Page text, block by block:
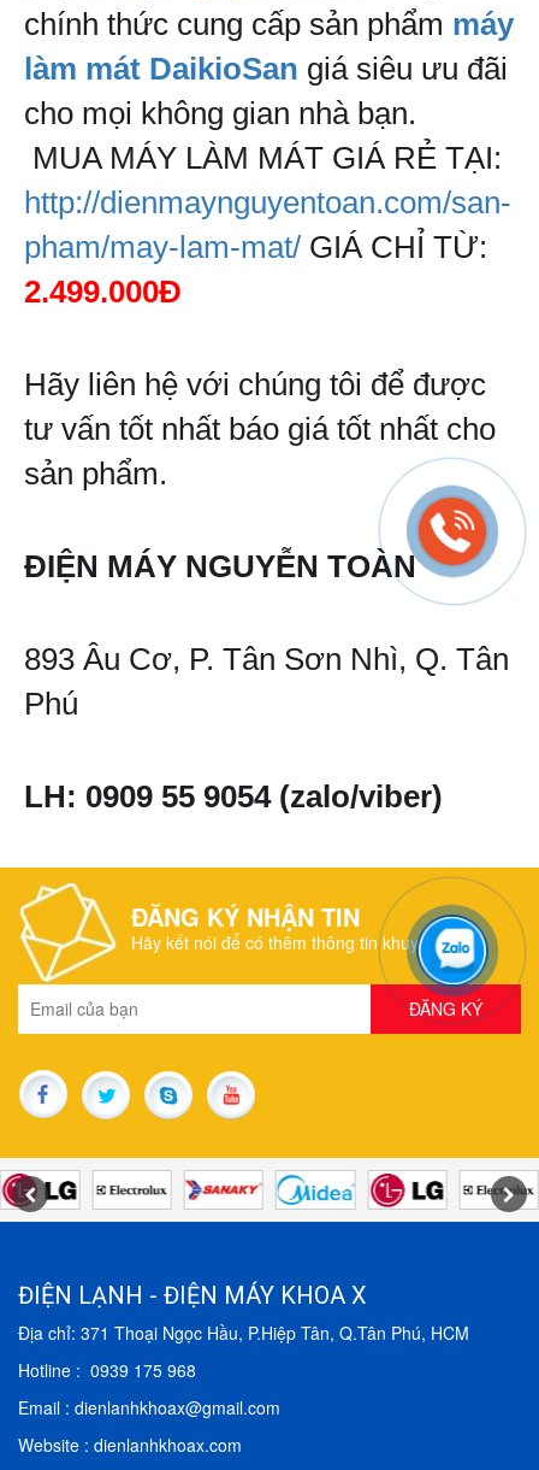
chính thức cung cấp sản phẩm máy
làm mát DaikioSan giá siêu ưu đãi
cho mọi không gian nhà bạn.
http://dienmaynguyentoan.com/san-
pham/may-lam-mat/
2.499.000Đ
Hãy liên hệ với chúng tôi để được
tư vấn tốt nhất báo giá tốt nhất cho
sản phẩm.
ĐIỆN MÁY NGUYỄN TOÀN
893 Âu Cơ, P. Tân Sơn Nhì, Q. Tân
Phú
LH: 0909 55 9054 (zalo/viber)
ĐĂNG KÝ NHẬN TIN
Hãy kết nói để có thêm thông tin khuyến mãi
ĐIỆN LẠNH - ĐIỆN MÁY KHOA X
Địa chỉ: 371 Thoại Ngọc Hầu, P.Hiệp Tân, Q.Tân Phú, HCM
Hotline : 0939 175 968
Email : dienlanhkhoax@gmail.com
Website : dienlanhkhoax.com